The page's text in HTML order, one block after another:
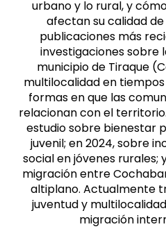
urbano y lo rural, y
afectan su calidad de
publicaciones más
investigaciones sobre
municipio de Tiraque
multilocalidad en
formas en que las
relacionan con el
estudio sobre bienestar
juvenil; en 2024, sobre
social en jóvenes rurales;
migración entre
altiplano. Actualmente
juventud y
migración